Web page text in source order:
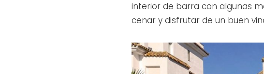
interior de barra con algunas
cenar y disfrutar de un buen